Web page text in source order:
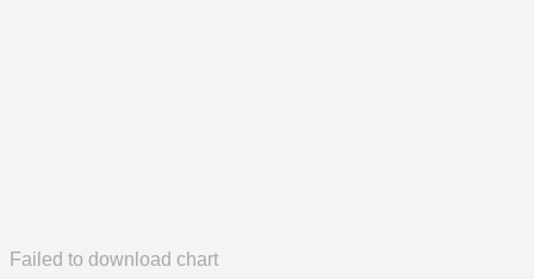
Failed to download chart